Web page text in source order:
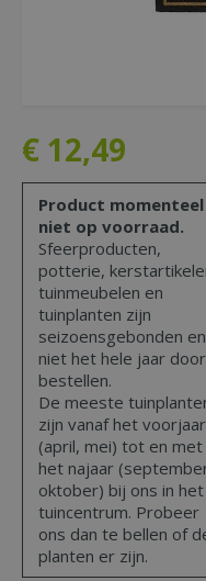
€ 12,49
Product momenteel
niet op voorraad.
Sfeerproducten,
potterie,
tuinmeubelen en
tuinplanten zijn
seizoensgebonden en
niet het hele jaar
bestellen.
De meeste
zijn vanaf het voorjaar
(april, mei) tot en met
het najaar
oktober) bij ons in het
tuincentrum. Probeer
ons dan te bellen of
planten er zijn.